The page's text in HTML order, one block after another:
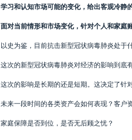
学习和认知市场可能的变化，给出客观冷静
面对当前情形和市场变化，针对个人和家庭
以史为鉴，目前抗击新型冠状病毒肺炎处于
这次的新型冠状病毒肺炎对经济的影响到底
这次的影响是长期的还是短期。这决定了针
未来一段时间的各类资产会如何表现？客户
家庭保障是否到位，是否无后顾之忧？